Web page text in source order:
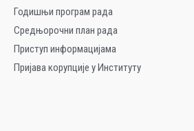
Годишњи програм рада
Средњорочни план рада
Приступ информацијама
Пријава корупције у Институту